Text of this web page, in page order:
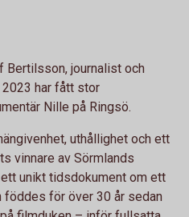
Bertilsson, journalist och
har fått stor
Nille på Ringsö.
uthållighet och ett
vinnare av Sörmlands
unikt tidsdokument om ett
föddes för över 30 år sedan